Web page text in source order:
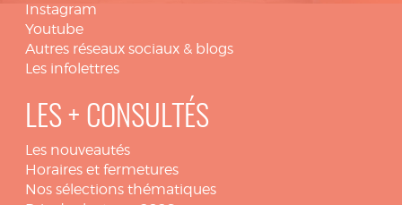
Instagram
Youtube
Autres réseaux sociaux & blogs
Les infolettres
LES + CONSULTÉS
Les nouveautés
Horaires et fermetures
Nos sélections thématiques